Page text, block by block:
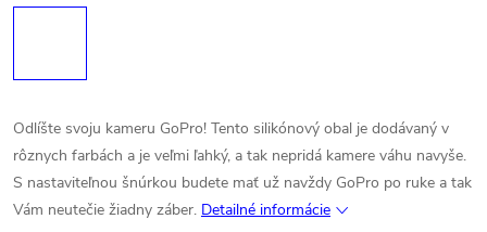
Odlíšte svoju kameru GoPro! Tento silikónový obal je dodávaný v
rôznych farbách a je veľmi ľahký, a tak nepridá kamere váhu navyše.
S nastaviteľnou šnúrkou budete mať už navždy GoPro po ruke a tak
Vám neutečie žiadny záber. Detailné informácie